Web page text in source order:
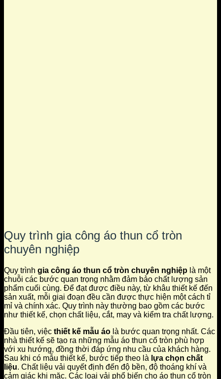
Quy trình gia công áo thun cổ tròn
chuyên nghiệp
Quy trình gia công áo thun cổ tròn chuyên nghiệp là một
chuỗi các bước quan trọng nhằm đảm bảo chất lượng sản
phẩm cuối cùng. Để đạt được điều này, từ khâu thiết kế đến
sản xuất, mỗi giai đoạn đều cần được thực hiện một cách tỉ
mỉ và chính xác. Quy trình này thường bao gồm các bước
như thiết kế, chọn chất liệu, cắt, may và kiểm tra chất lượng.
Đầu tiên, việc thiết kế mẫu áo là bước quan trọng nhất. Các
nhà thiết kế sẽ tạo ra những mẫu áo thun cổ tròn phù hợp
với xu hướng, đồng thời đáp ứng nhu cầu của khách hàng.
Sau khi có mẫu thiết kế, bước tiếp theo là lựa chọn chất
liệu. Chất liệu vải quyết định đến độ bền, độ thoáng khí và
cảm giác khi mặc. Các loại vải phổ biến cho áo thun cổ tròn